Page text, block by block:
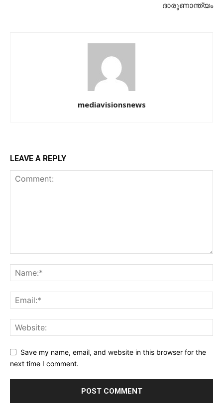
ദാരുണാന്ത്യം
mediavisionsnews
LEAVE A REPLY
Save my name, email, and website in this browser for the
next time I comment.